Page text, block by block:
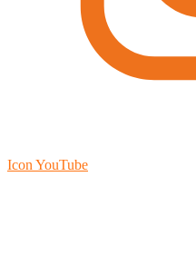
Icon YouTube